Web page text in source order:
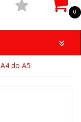
0
A4 do A5